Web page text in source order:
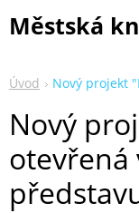
Městská
Úvod Nový projekt
Nový
otevřená